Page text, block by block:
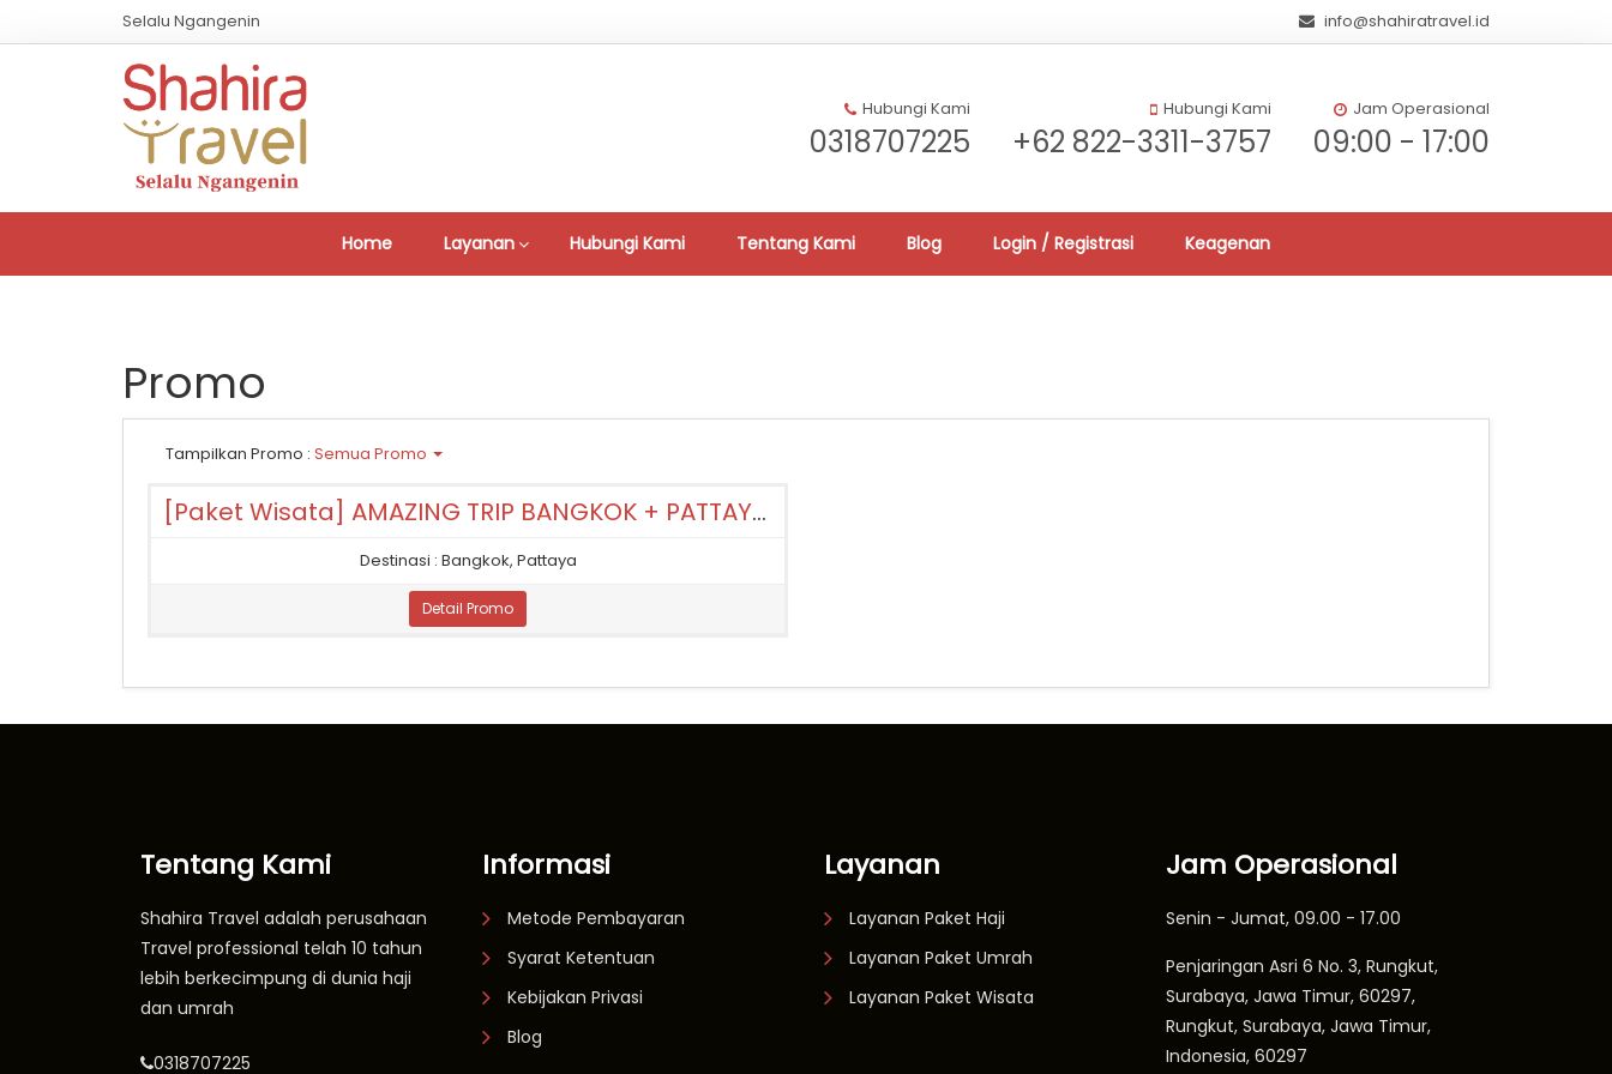
Selalu Ngangenin info@shahiratravel.id
Hubungi Kami
0318707225
Hubungi Kami
+62 822-3311-3757
Jam Operasional
09:00 - 17:00
Home Layanan Hubungi Kami Tentang Kami Blog Login / Registrasi Keagenan
Promo
Tampilkan Promo : Semua Promo
[Paket Wisata] AMAZING TRIP BANGKOK + PATTAYA 4D3N
Destinasi : Bangkok, Pattaya
Detail Promo
Tentang Kami
Shahira Travel adalah perusahaan
Travel professional telah 10 tahun
lebih berkecimpung di dunia haji
dan umrah
0318707225
Informasi
Metode Pembayaran
Syarat Ketentuan
Kebijakan Privasi
Blog
Layanan
Layanan Paket Haji
Layanan Paket Umrah
Layanan Paket Wisata
Jam Operasional
Senin - Jumat, 09.00 - 17.00
Penjaringan Asri 6 No. 3, Rungkut,
Surabaya, Jawa Timur, 60297,
Rungkut, Surabaya, Jawa Timur,
Indonesia, 60297